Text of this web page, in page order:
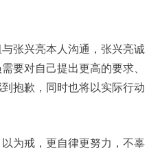
张兴亮本人沟通，张兴亮诚
要对自己提出更高的要求、
抱歉，同时也将以实际行动
为戒，更自律更努力，不辜